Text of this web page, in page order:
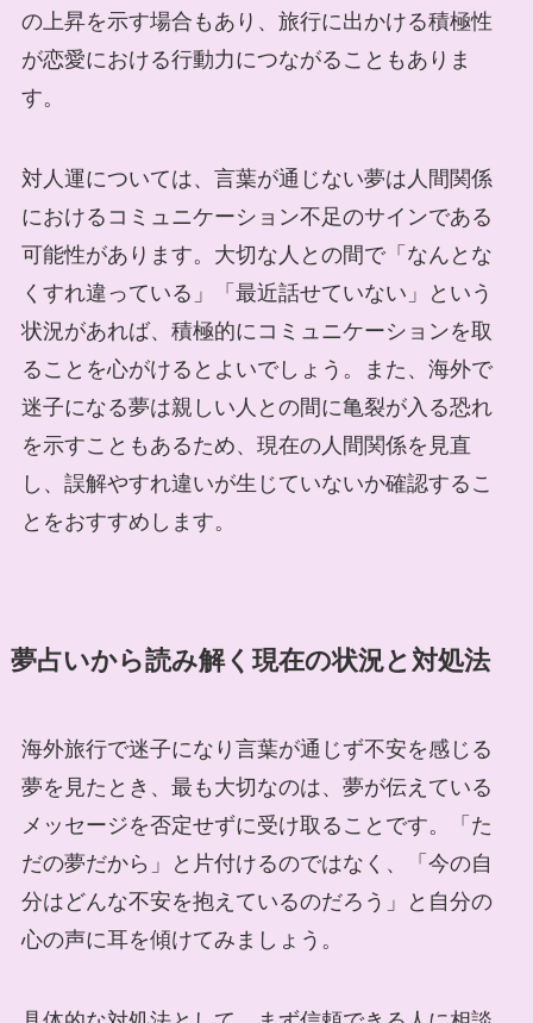
の上昇を示す場合もあり、旅行に出かける積極性
が恋愛における行動力につながることもありま
す。
対人運については、言葉が通じない夢は人間関係
におけるコミュニケーション不足のサインである
可能性があります。大切な人との間で「なんとな
くすれ違っている」「最近話せていない」という
状況があれば、積極的にコミュニケーションを取
ることを心がけるとよいでしょう。また、海外で
迷子になる夢は親しい人との間に亀裂が入る恐れ
を示すこともあるため、現在の人間関係を見直
し、誤解やすれ違いが生じていないか確認するこ
とをおすすめします。
夢占いから読み解く現在の状況と対処法
海外旅行で迷子になり言葉が通じず不安を感じる
夢を見たとき、最も大切なのは、夢が伝えている
メッセージを否定せずに受け取ることです。「た
だの夢だから」と片付けるのではなく、「今の自
分はどんな不安を抱えているのだろう」と自分の
心の声に耳を傾けてみましょう。